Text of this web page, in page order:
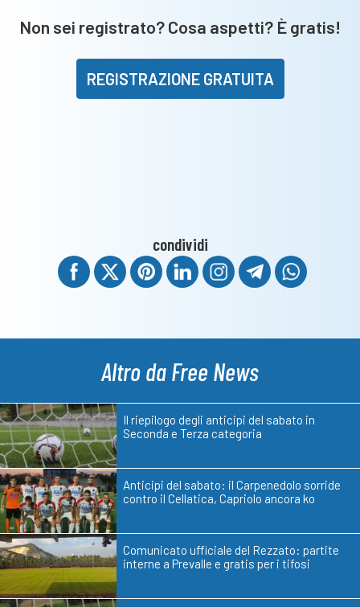
Non sei registrato? Cosa aspetti? È gratis!
REGISTRAZIONE GRATUITA
condividi
Altro da Free News
Il riepilogo degli anticipi del sabato in
Seconda e Terza categoria
Anticipi del sabato: il Carpenedolo sorride
contro il Cellatica, Capriolo ancora ko
Comunicato ufficiale del Rezzato: partite
interne a Prevalle e gratis per i tifosi